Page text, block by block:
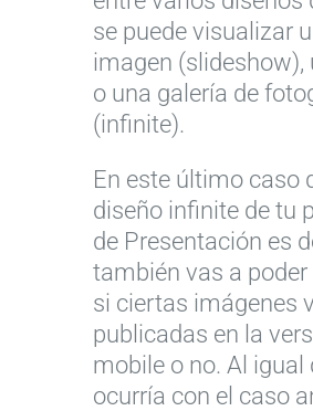
se puede visualizar
imagen (slideshow),
o una galería de
(infinite).
En este último caso
diseño infinite de tu
de Presentación es
también vas a poder
si ciertas imágenes
publicadas en la
mobile o no. Al igual
ocurría con el caso